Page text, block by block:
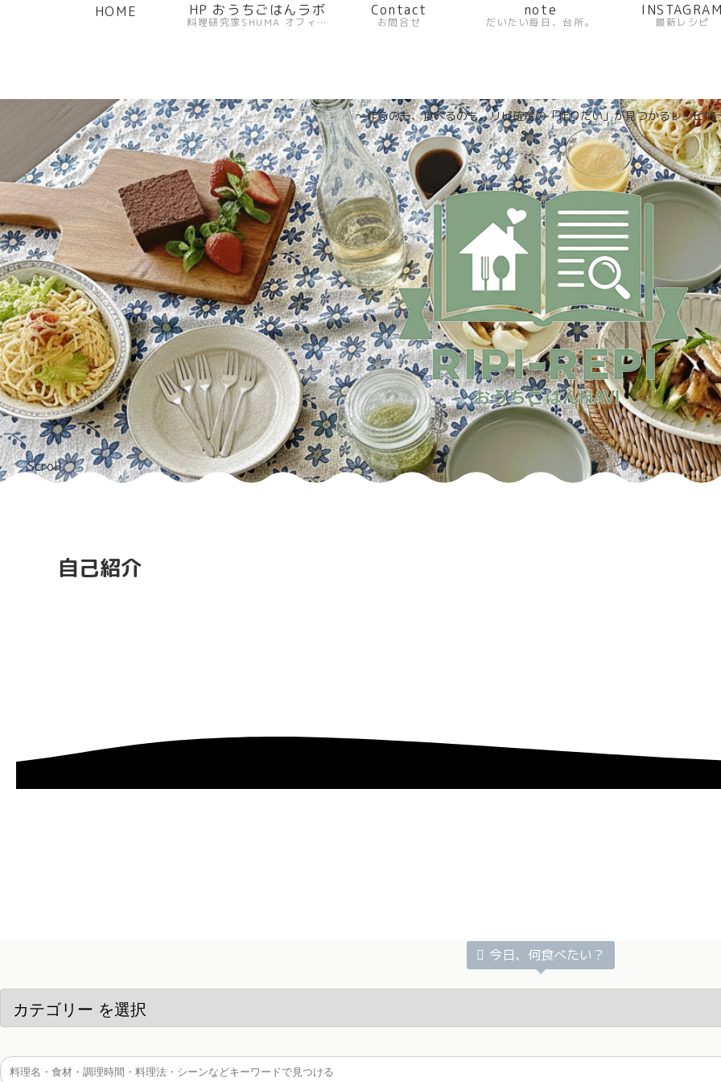
〜作るのも、食べるのも。リピ確定の「作りたい」が見つかるレシピ帖
Scroll
HOME HP おうちごはんラボ
料理研究家SHUMA オフィシャルサイト
Contact
お問合せ
note
だいたい毎日、台所。 最新レシピ
自己紹介
今日、何食べたい？